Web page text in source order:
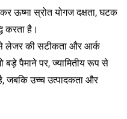
ऊष्मा स्रोत योगज दक्षता, घटक
करता है।
लेजर की सटीकता और आर्क
बड़े पैमाने पर, ज्यामितीय रूप से
जबकि उच्च उत्पादकता और